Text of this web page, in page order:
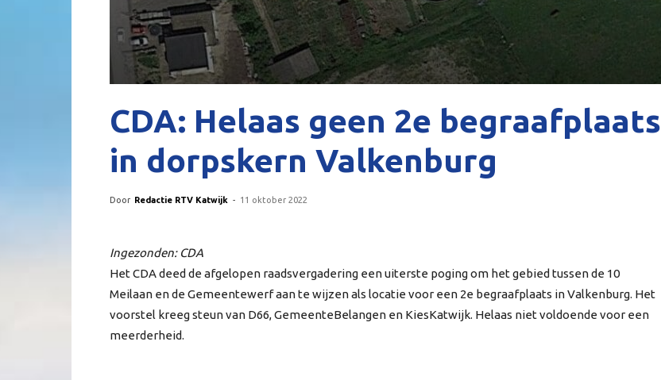
CDA: Helaas geen 2e begraafplaats
in dorpskern Valkenburg
Door Redactie RTV Katwijk - 11 oktober 2022
Ingezonden: CDA
Het CDA deed de afgelopen raadsvergadering een uiterste poging om het gebied tussen de 10
Meilaan en de Gemeentewerf aan te wijzen als locatie voor een 2e begraafplaats in Valkenburg. Het
voorstel kreeg steun van D66, GemeenteBelangen en KiesKatwijk. Helaas niet voldoende voor een
meerderheid.